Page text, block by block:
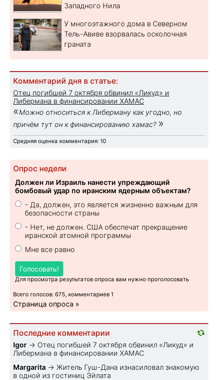
Западного Нила
У многоэтажного дома в Северном
Тель-Авиве взорвалась осколочная
граната
Комментарий дня в статье:
Отец погибшей 7 октября обвинил «Ликуд» и
Либермана в финансировании ХАМАС
«Можно относиться к Либерману как угодно, но
причём тут он к финансированию хамас? »
Средняя оценка комментария: 10
Опрос недели
Должен ли Израиль нанести упреждающий
бомбовый удар по иранским ядерным объектам?
- Да, должен, это является жизненно важным для
безопасности страны
- Нет, не должен. США обеспечат прекращение
иранской атомной программы
Мне все равно
Голосовать!
Для просмотра результатов опроса вам нужно проголосовать
Всего голосов: 675, комментариев 1
Страница опроса »
Последние комментарии
Igor → Отец погибшей 7 октября обвинил «Ликуд» и
Либермана в финансировании ХАМАС
Margarita → Житель Гуш-Дана изнасиловал знакомую
в одной из гостиниц Эйлата